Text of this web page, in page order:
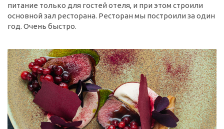
питание только для гостей отеля, и при этом строили
основной зал ресторана. Ресторан мы построили за один
год. Очень быстро.